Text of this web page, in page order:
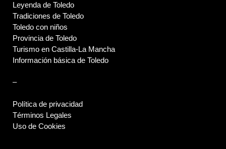
Leyenda de Toledo
Tradiciones de Toledo
Toledo con niños
Provincia de Toledo
Turismo en Castilla-La Mancha
Información básica de Toledo
–
Política de privacidad
Términos Legales
Uso de Cookies